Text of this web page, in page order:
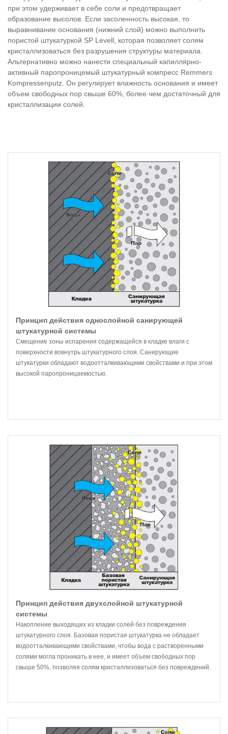
при этом удерживает в себе соли и предотвращает
образование высолов. Если засоленность высокая, то
выравнивание основания (нижний слой) можно выполнить
пористой штукатуркой SP Levell, которая позволяет солям
кристаллизоваться без разрушения структуры материала.
Альтернативно можно нанести специальный капиллярно-
активный паропроницемый штукатурный компресс Remmers
Kompressenputz. Он регулирует влажность основания и имеет
объем свободных пор свыше 60%, более чем достаточный для
кристаллизации солей.
Принцип действия однослойной санирующей
штукатурной системы
Смещение зоны испарения содержащейся в кладке влаги с
поверхности вовнутрь штукатурного слоя. Санирующие
штукатурки обладают водоотталкивающими свойствами и при этом
высокой паропроницаемостью.
Принцип действия двухслойной штукатурной
системы
Накопление выходящих из кладки солей без повреждения
штукатурного слоя. Базовая пористая штукатурка не обладает
водоотталкивающими свойствами, чтобы вода с растворенными
солями могла проникать в нее, и имеет объем свободных пор
свыше 50%, позволяя солям кристаллизоваться без повреждений.